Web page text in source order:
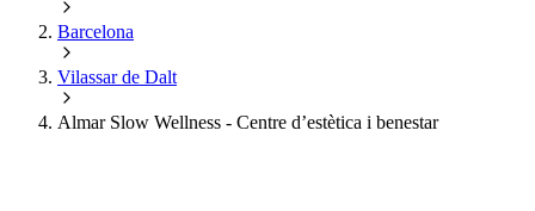
Barcelona
Vilassar de Dalt
Almar Slow Wellness - Centre d’estètica i benestar